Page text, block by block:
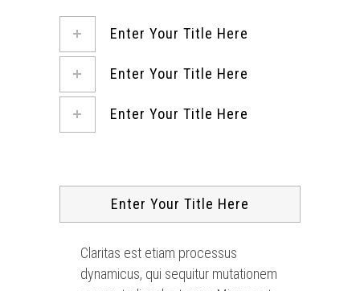
Enter Your Title Here
Enter Your Title Here
Enter Your Title Here
Enter Your Title Here
Claritas est etiam processus
dynamicus, qui sequitur mutationem